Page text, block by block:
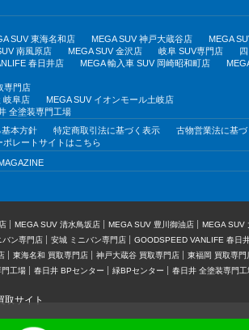
SUV 東海名和店 MEGA SUV 神戸大蔵谷店
MEGA
南風原店 MEGA SUV 金沢店 岐阜 SUV専門店
春日井店 MEGA 輸入車 SUV 岡崎昭和町店
専門店
岐阜店
MEGA SUV イオンモール土岐店
全塗装専門工場
本方針 特定商取引法に基づく表示
古物営業法に基
ポレートサイトはこちら
MEGA SUV 清水鳥坂店 MEGA SUV 豊川御油店 MEGA SUV
バン専門店 安城 ミニバン専門店 GOODSPEED VANLIFE 春日
東海名和 買取専門店 神戸大蔵谷 買取専門店 東福岡 買取専門
工場 春日井 BPセンター 緑BPセンター 春日井 全塗装専門工
取サイト